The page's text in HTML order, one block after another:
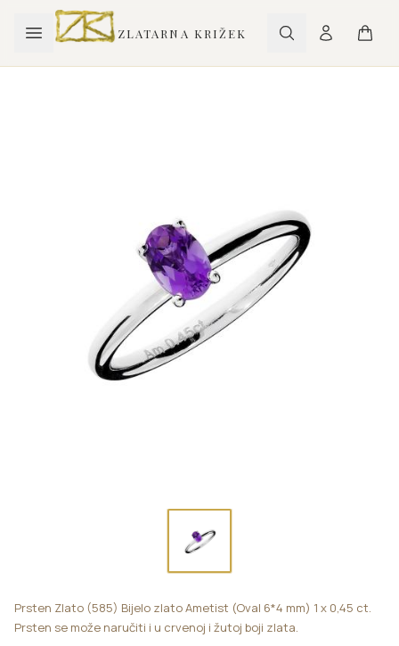
ZLATARNA KRIŽEK
Prsten Zlato (585) Bijelo zlato Ametist (Oval 6*4 mm) 1 x 0,45 ct.
Prsten se može naručiti i u crvenoj i žutoj boji zlata.